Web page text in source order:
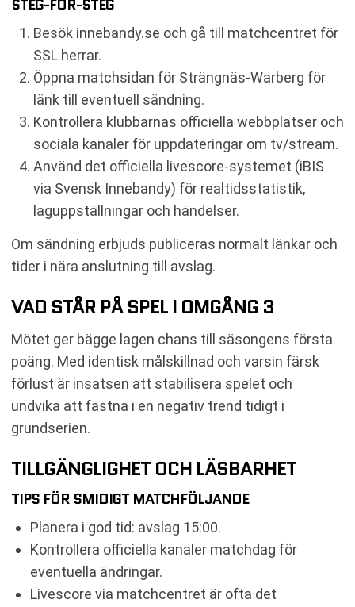
STEG-FÖR-STEG
Besök innebandy.se och gå till matchcentret för
SSL herrar.
Öppna matchsidan för Strängnäs-Warberg för
länk till eventuell sändning.
Kontrollera klubbarnas officiella webbplatser och
sociala kanaler för uppdateringar om tv/stream.
Använd det officiella livescore-systemet (iBIS
via Svensk Innebandy) för realtidsstatistik,
laguppställningar och händelser.
Om sändning erbjuds publiceras normalt länkar och
tider i nära anslutning till avslag.
VAD STÅR PÅ SPEL I OMGÅNG 3
Mötet ger bägge lagen chans till säsongens första
poäng. Med identisk målskillnad och varsin färsk
förlust är insatsen att stabilisera spelet och
undvika att fastna i en negativ trend tidigt i
grundserien.
TILLGÄNGLIGHET OCH LÄSBARHET
TIPS FÖR SMIDIGT MATCHFÖLJANDE
Planera i god tid: avslag 15:00.
Kontrollera officiella kanaler matchdag för
eventuella ändringar.
Livescore via matchcentret är ofta det